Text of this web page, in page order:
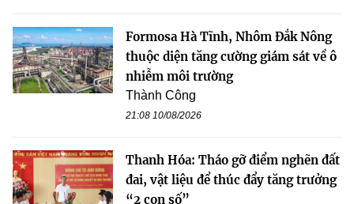
Formosa Hà Tĩnh, Nhôm Đắk Nông
thuộc diện tăng cường giám sát về ô
nhiễm môi trường
Thành Công
21:08 10/08/2026
Thanh Hóa: Tháo gỡ điểm nghẽn đất
đai, vật liệu để thúc đẩy tăng trưởng
“2 con số”